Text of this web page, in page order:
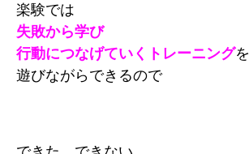
楽験では
失敗から学び
行動につなげていくトレーニングを
遊びながらできるので